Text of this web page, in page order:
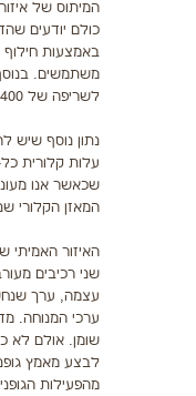
המיתוס של
כולם יודעים
באמצעות חילוף
משתמשים.
לשריפה של 400 קילו-קלוריות, ואילו פעילות גופנית בעצימות נמוכה המבוצעת בפרק זמן זהה תורמת לשריפה של 240 קילו-קלוריות בלבד.
עלות קלורית
שכאשר אנו
המאזן הקלורי
האיזור האמיתי
שני רכיבים
עצמה, ערך
שומן. אולם לא
מהפעילות